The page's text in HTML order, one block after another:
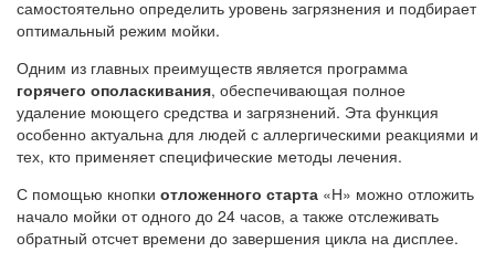
самостоятельно определить уровень загрязнения и подбирает
оптимальный режим мойки.
Одним из главных преимуществ является программа
горячего ополаскивания, обеспечивающая полное
удаление моющего средства и загрязнений. Эта функция
особенно актуальна для людей с аллергическими реакциями и
тех, кто применяет специфические методы лечения.
С помощью кнопки отложенного старта «Н» можно отложить
начало мойки от одного до 24 часов, а также отслеживать
обратный отсчет времени до завершения цикла на дисплее.